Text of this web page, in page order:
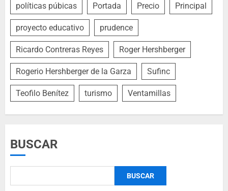
políticas púbicas Portada Precio Principal
proyecto educativo prudence
Ricardo Contreras Reyes Roger Hershberger
Rogerio Hershberger de la Garza Sufinc
Teofilo Benítez turismo Ventamillas
BUSCAR
BUSCAR